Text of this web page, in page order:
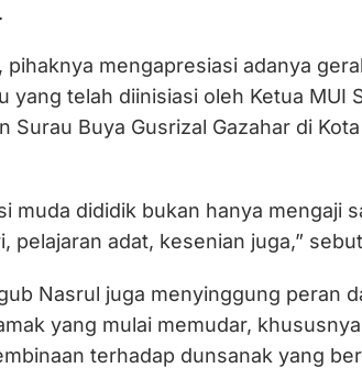
pihaknya mengapresiasi adanya
yang telah diinisiasi oleh Ketua MUI
Surau Buya Gusrizal Gazahar di Kota
muda dididik bukan hanya mengaji
pelajaran adat, kesenian juga,”
Nasrul juga menyinggung peran
yang mulai memudar,
terhadap dunsanak yang